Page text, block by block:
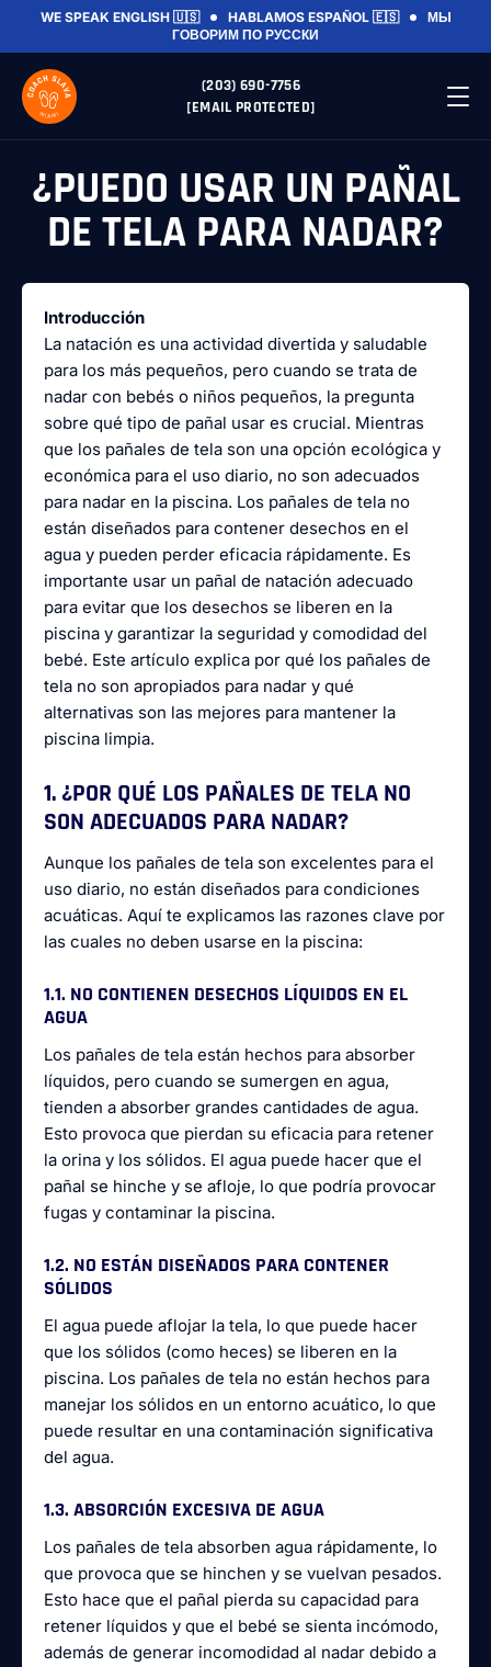
WE SPEAK ENGLISH 🇺🇸 HABLAMOS ESPAÑOL 🇪🇸
МЫ
ГОВОРИМ ПО РУССКИ
(203) 690-7756
[EMAIL PROTECTED]
¿PUEDO USAR UN PAÑAL
DE TELA PARA NADAR?
Introducción
La natación es una actividad divertida y saludable
para los más pequeños, pero cuando se trata de
nadar con bebés o niños pequeños, la pregunta
sobre qué tipo de pañal usar es crucial. Mientras
que los pañales de tela son una opción ecológica y
económica para el uso diario, no son adecuados
para nadar en la piscina. Los pañales de tela no
están diseñados para contener desechos en el
agua y pueden perder eficacia rápidamente. Es
importante usar un pañal de natación adecuado
para evitar que los desechos se liberen en la
piscina y garantizar la seguridad y comodidad del
bebé. Este artículo explica por qué los pañales de
tela no son apropiados para nadar y qué
alternativas son las mejores para mantener la
piscina limpia.
1. ¿POR QUÉ LOS PAÑALES DE TELA NO
SON ADECUADOS PARA NADAR?
Aunque los pañales de tela son excelentes para el
uso diario, no están diseñados para condiciones
acuáticas. Aquí te explicamos las razones clave por
las cuales no deben usarse en la piscina:
1.1. NO CONTIENEN DESECHOS LÍQUIDOS EN EL
AGUA
Los pañales de tela están hechos para absorber
líquidos, pero cuando se sumergen en agua,
tienden a absorber grandes cantidades de agua.
Esto provoca que pierdan su eficacia para retener
la orina y los sólidos. El agua puede hacer que el
pañal se hinche y se afloje, lo que podría provocar
fugas y contaminar la piscina.
1.2. NO ESTÁN DISEÑADOS PARA CONTENER
SÓLIDOS
El agua puede aflojar la tela, lo que puede hacer
que los sólidos (como heces) se liberen en la
piscina. Los pañales de tela no están hechos para
manejar los sólidos en un entorno acuático, lo que
puede resultar en una contaminación significativa
del agua.
1.3. ABSORCIÓN EXCESIVA DE AGUA
Los pañales de tela absorben agua rápidamente, lo
que provoca que se hinchen y se vuelvan pesados.
Esto hace que el pañal pierda su capacidad para
retener líquidos y que el bebé se sienta incómodo,
además de generar incomodidad al nadar debido a